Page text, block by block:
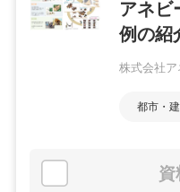
アネビ
例の紹
株式会社ア
都市・
資